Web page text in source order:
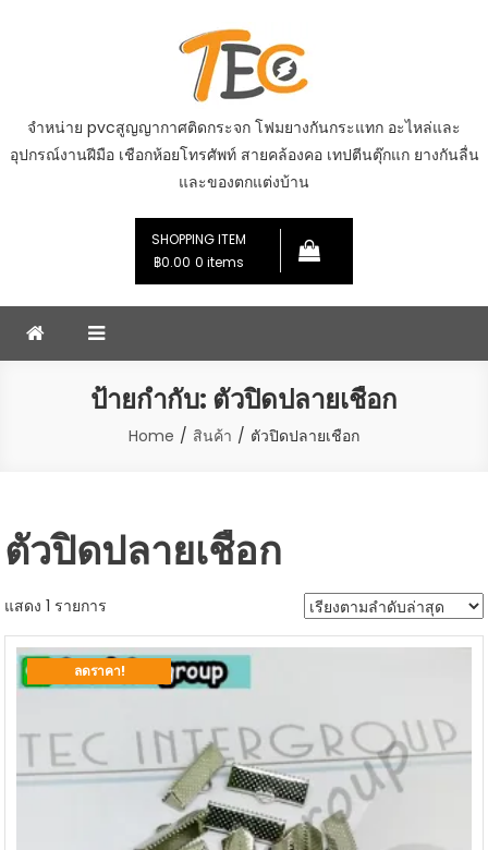
จำหน่าย pvcสูญญากาศติดกระจก โฟมยางกันกระแทก อะไหล่และ
อุปกรณ์งานฝีมือ เชือกห้อยโทรศัพท์ สายคล้องคอ เทปตีนตุ๊กแก ยางกันลื่น
และของตกแต่งบ้าน
SHOPPING ITEM
฿0.00 0 items
ป้ายกำกับ: ตัวปิดปลายเชือก
Home สินค้า ตัวปิดปลายเชือก
ตัวปิดปลายเชือก
แสดง 1 รายการ
ลดราคา!